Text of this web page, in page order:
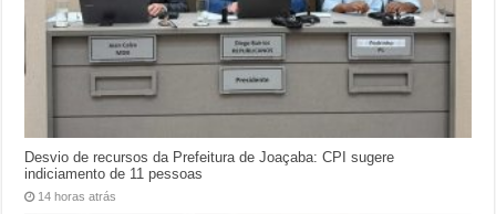
Desvio de recursos da Prefeitura de Joaçaba: CPI sugere
indiciamento de 11 pessoas
14 horas atrás